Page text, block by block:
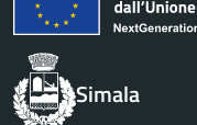
Simala